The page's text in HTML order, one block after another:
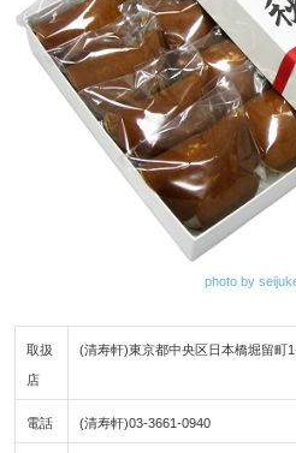
photo by
取扱
店
(清寿軒)東京都中央区日本橋堀留町
電話 (清寿軒)03-3661-0940